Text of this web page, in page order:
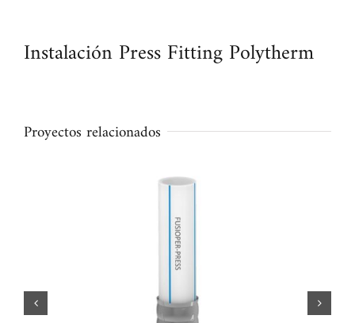
Instalación Press Fitting Polytherm
Proyectos relacionados